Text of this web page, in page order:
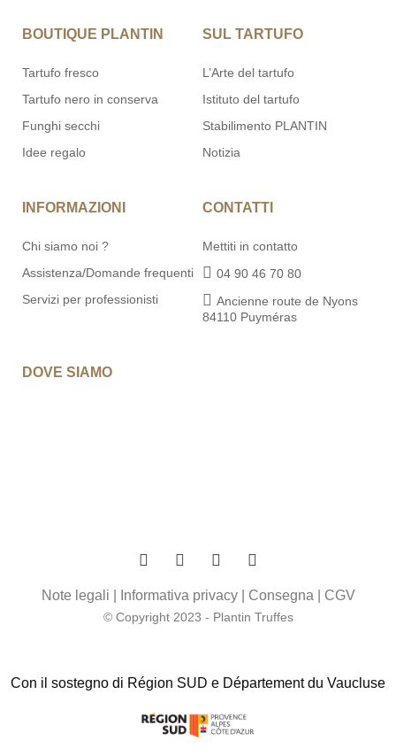
BOUTIQUE PLANTIN
Tartufo fresco
Tartufo nero in conserva
Funghi secchi
Idee regalo
SUL TARTUFO
L’Arte del tartufo
Istituto del tartufo
Stabilimento PLANTIN
Notizia
INFORMAZIONI
Chi siamo noi ?
Assistenza/Domande frequenti
Servizi per professionisti
CONTATTI
Mettiti in contatto
04 90 46 70 80
Ancienne route de Nyons
84110 Puyméras
DOVE SIAMO
© Copyright 2023 - Plantin Truffes
Note legali Informativa privacy| Consegna CGV
Con il sostegno di Région SUD e Département du Vaucluse